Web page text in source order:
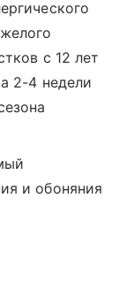
с 12 лет
2-4 недели
и обоняния